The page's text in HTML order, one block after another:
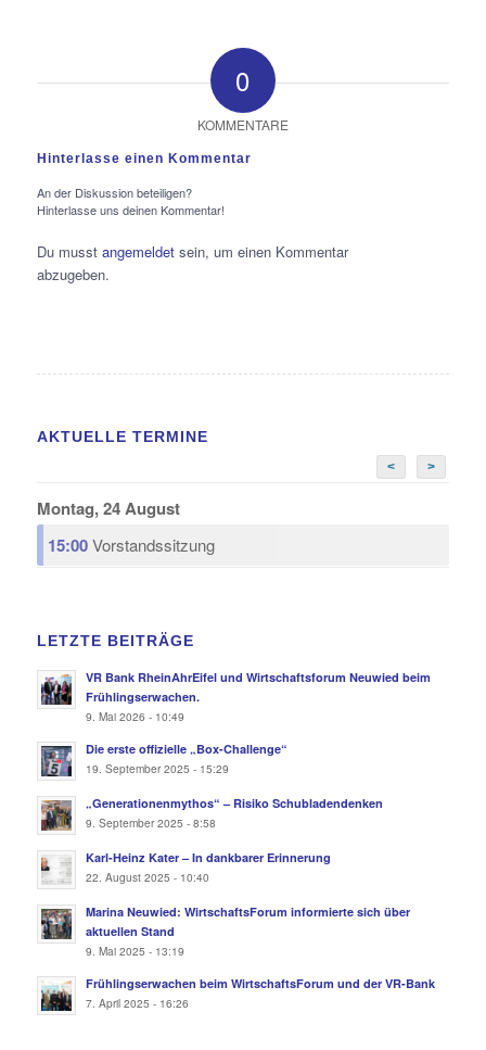
0
KOMMENTARE
Hinterlasse einen Kommentar
An der Diskussion beteiligen?
Hinterlasse uns deinen Kommentar!
Du musst angemeldetsein, um einen Kommentar
abzugeben.
AKTUELLE TERMINE
< >
Montag, 24 August
15:00Vorstandssitzung
LETZTE BEITRÄGE
VR Bank RheinAhrEifel und Wirtschaftsforum Neuwied beim
Frühlingserwachen.
9. Mai 2026 - 10:49
Die erste offizielle „Box-Challenge“
19. September 2025 - 15:29
„Generationenmythos“ – Risiko Schubladendenken
9. September 2025 - 8:58
Karl-Heinz Kater – In dankbarer Erinnerung
22. August 2025 - 10:40
Marina Neuwied: WirtschaftsForum informierte sich über
aktuellen Stand
9. Mai 2025 - 13:19
Frühlingserwachen beim WirtschaftsForum und der VR-Bank
7. April 2025 - 16:26